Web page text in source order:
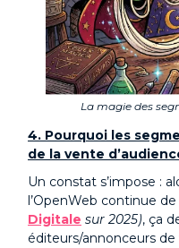
La magie des
4. Pourquoi les
de la vente
Un constat s’impose :
l’OpenWeb continue de
Digitale sur 2025), ça
éditeurs/annonceurs